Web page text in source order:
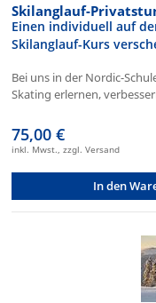
Skilanglauf-
Einen individuell auf
Skilanglauf-Kurs
Bei uns in der Nordic-
Skating erlernen,
75,00 €
inkl. Mwst., zzgl. Versand
In den